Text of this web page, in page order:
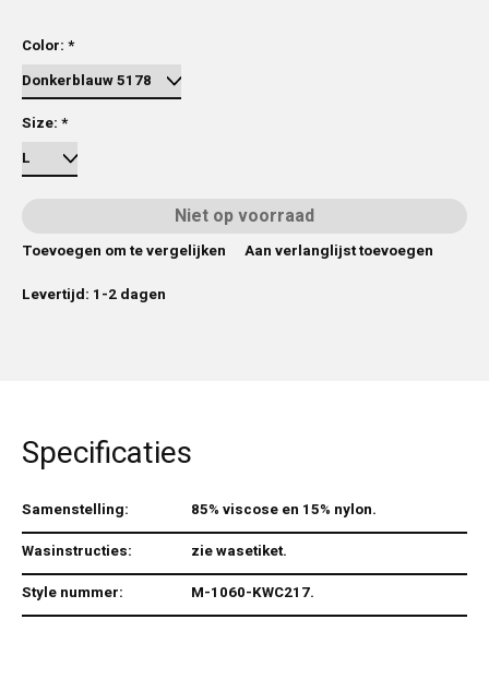
Color: *
Size: *
Niet op voorraad
Toevoegen om te vergelijken
Aan verlanglijst toevoegen
Levertijd: 1-2 dagen
Specificaties
Samenstelling:
85% viscose en 15% nylon.
Wasinstructies:
zie wasetiket.
Style nummer:
M-1060-KWC217.